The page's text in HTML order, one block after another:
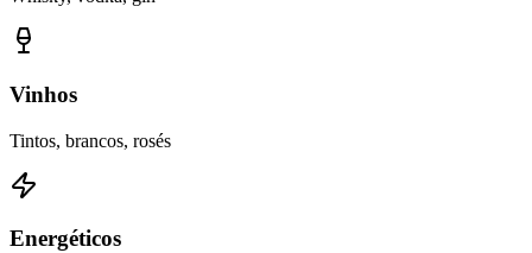
Vinhos
Tintos, brancos, rosés
Energéticos